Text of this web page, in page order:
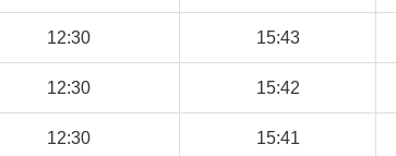
12:30 15:43
12:30 15:42
12:30 15:41